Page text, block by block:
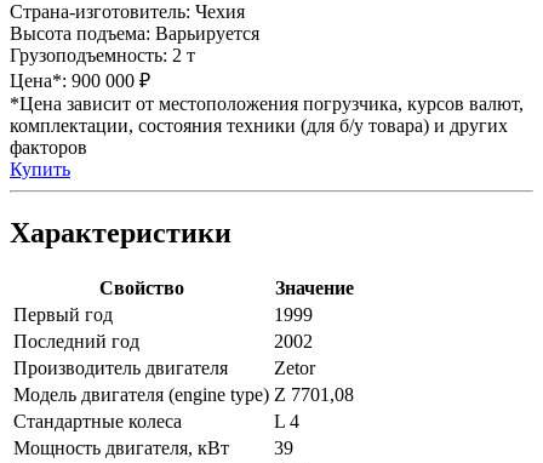
Страна-изготовитель: Чехия
Высота подъема: Варьируется
Грузоподъемность: 2 т
Цена*: 900 000 ₽
*Цена зависит от местоположения погрузчика, курсов валют,
комплектации, состояния техники (для б/у товара) и других
факторов
Купить
Характеристики
Свойство
Значение
Первый год
1999
Последний год
2002
Производитель двигателя
Zetor
Модель двигателя (engine type) Z 7701,08
Стандартные колеса
L 4
Мощность двигателя, кВт
39